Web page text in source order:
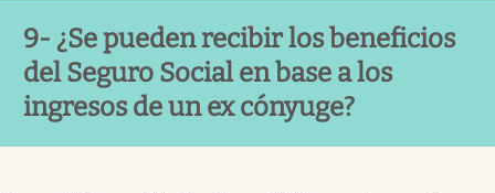
9- ¿Se pueden recibir los beneficios
del Seguro Social en base a los
ingresos de un ex cónyuge?